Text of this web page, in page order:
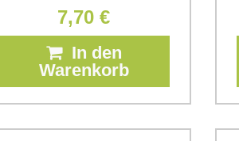
7,70 €
In den
Warenkorb